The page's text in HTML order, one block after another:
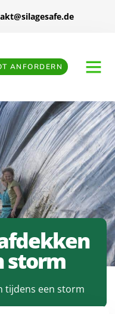
ANFORDERN
storm
tijdens een storm